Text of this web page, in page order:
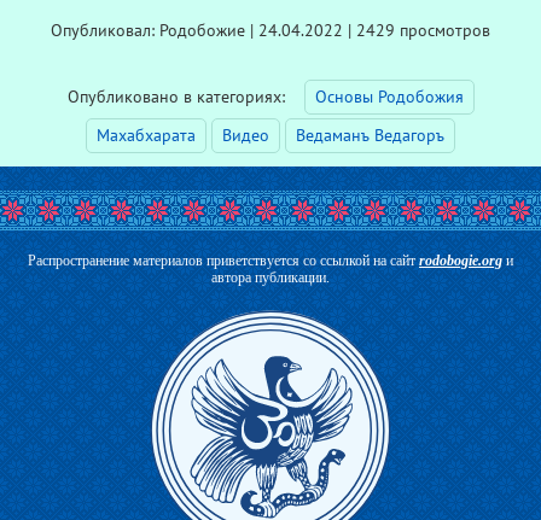
Опубликовал: Родобожие | 24.04.2022 | 2429 просмотров
Опубликовано в категориях:
Основы Родобожия
Махабхарата
Видео Ведаманъ Ведагоръ
Распространение материалов приветствуется со ссылкой на сайтrodobogie.org и
автора публикации.